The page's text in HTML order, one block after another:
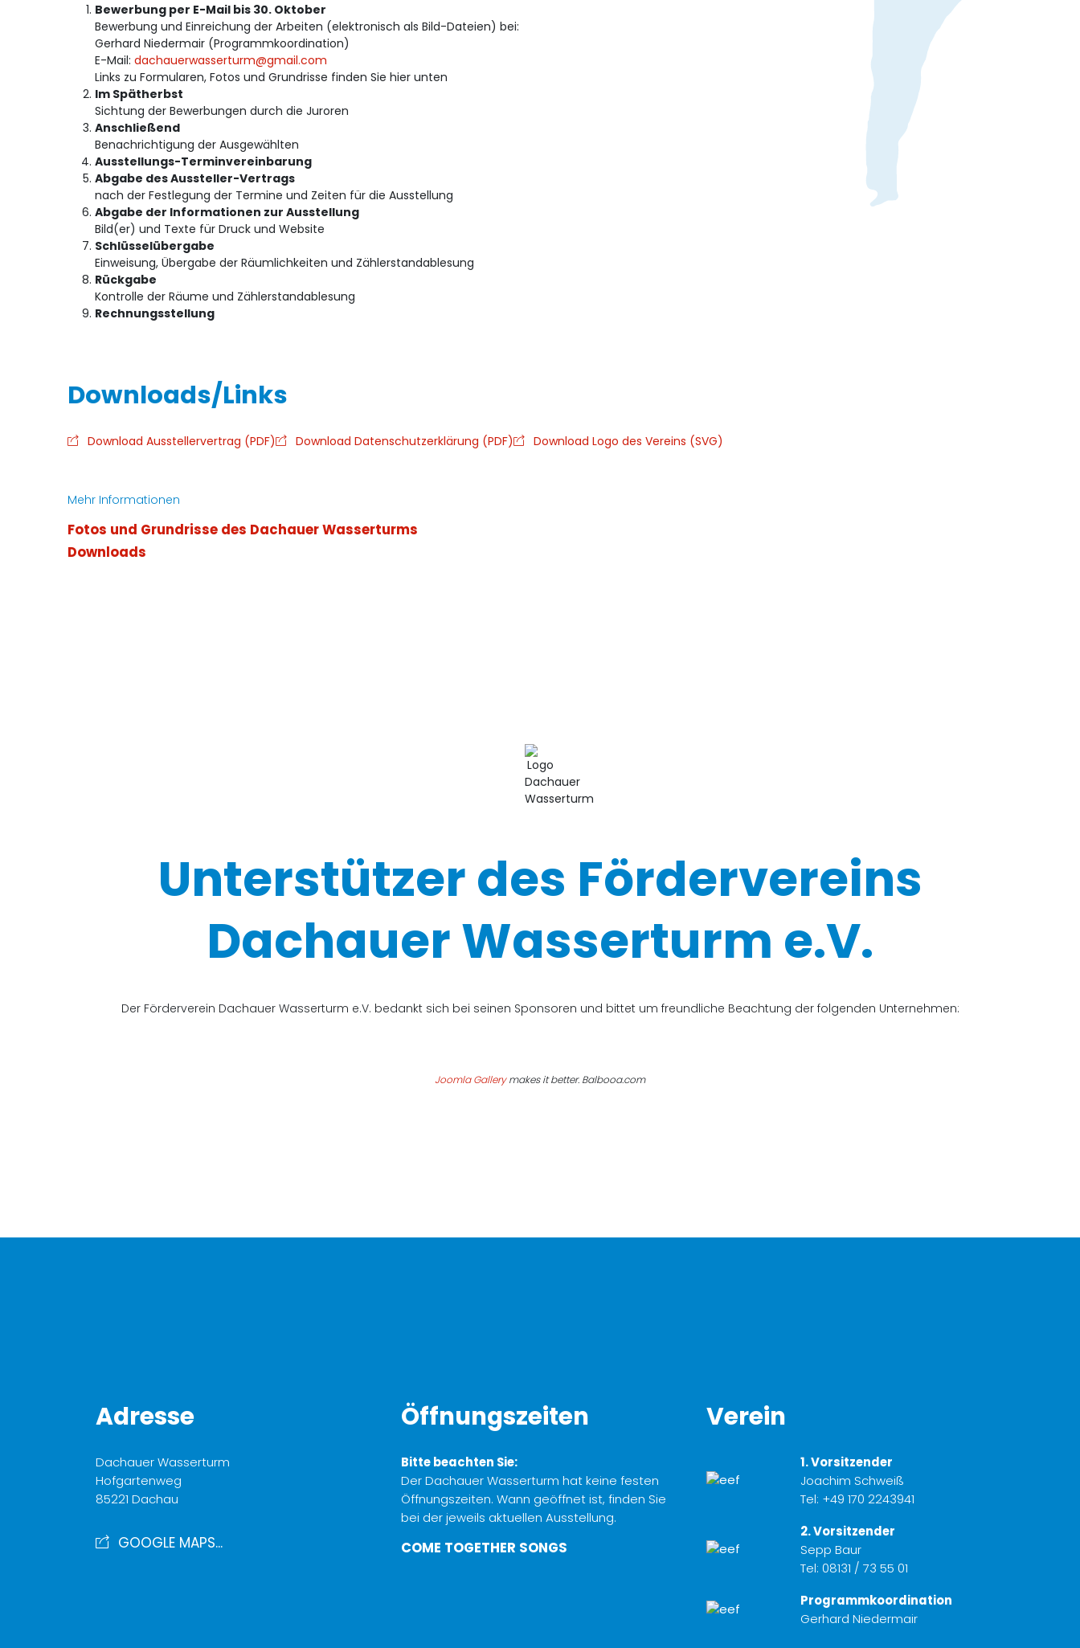
Bewerbung per E-Mail bis 30. Oktober
Bewerbung und Einreichung der Arbeiten (elektronisch als Bild-Dateien) bei:
Gerhard Niedermair (Programmkoordination)
E-Mail:dachauerwasserturm@gmail.com
Links zu Formularen, Fotos und Grundrisse finden Sie hier unten
Im Spätherbst
Sichtung der Bewerbungen durch die Juroren
Anschließend
Benachrichtigung der Ausgewählten
Ausstellungs-Terminvereinbarung
Abgabe des Aussteller-Vertrags
nach der Festlegung der Termine und Zeiten für die Ausstellung
Abgabe der Informationen zur Ausstellung
Bild(er) und Texte für Druck und Website
Schlüsselübergabe
Einweisung, Übergabe der Räumlichkeiten und Zählerstandablesung
Rückgabe
Kontrolle der Räume und Zählerstandablesung
Rechnungsstellung
Download Ausstellervertrag (PDF) Download Datenschutzerklärung (PDF) Download Logo des Vereins (SVG)
Mehr Informationen
Fotos und Grundrisse des Dachauer Wasserturms
Downloads
Unterstützer des Fördervereins
Dachauer Wasserturm e.V.
Der Förderverein Dachauer Wasserturm e.V. bedankt sich bei seinen Sponsoren und bittet um freundliche Beachtung der folgenden Unternehmen:
Joomla Gallerymakes it better. Balbooa.com
Adresse
Dachauer Wasserturm
Hofgartenweg
85221 Dachau
GOOGLE MAPS...
Öffnungszeiten
Bitte beachten Sie:
Der Dachauer Wasserturm hat keine festen
Öffnungszeiten. Wann geöffnet ist, finden Sie
bei der jeweils aktuellen Ausstellung.
COME TOGETHER SONGS
Verein
1. Vorsitzender
Joachim Schweiß
Tel: +49 170 2243941
2. Vorsitzender
Sepp Baur
Tel: 08131 / 73 55 01
Programmkoordination
Gerhard Niedermair